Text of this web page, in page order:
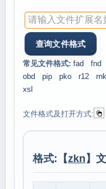
常见文件格式: fad fnd
obd
pip pko r12 rnk
xsl
文件格式及打开方式:
格式:【zkn 】